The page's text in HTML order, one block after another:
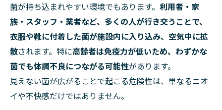
菌が持ち込まれやすい環境でもあります。 利用者・家
族・スタッフ・業者など、多くの人が行き交うことで、
衣服や靴に付着した菌が施設内に入り込み、空気中に拡
散されます。特に高齢者は免疫力が低いため、わずかな
菌でも体調不良につながる可能性があります。
見えない菌が広がることで起こる危険性は、単なるニオ
イや不快感だけではありません。